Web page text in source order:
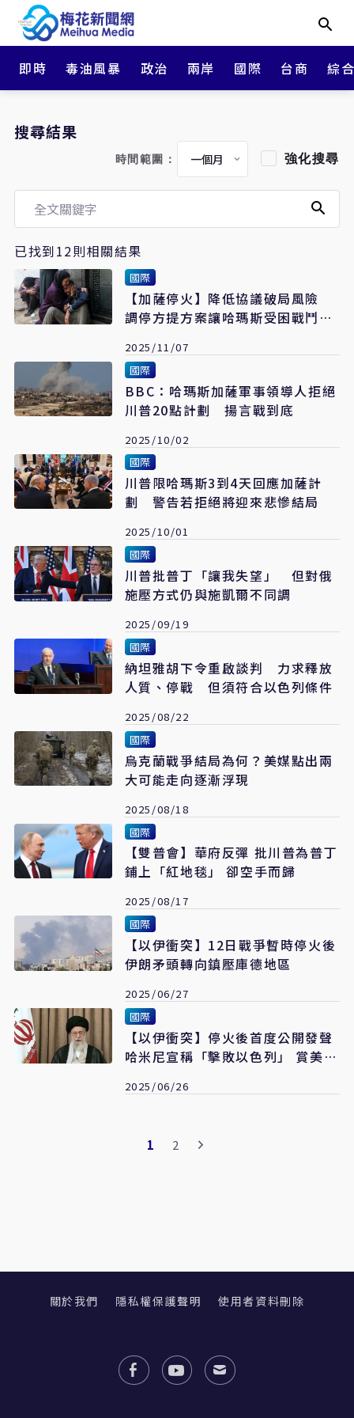
即時 毒油風暴 政治 兩岸 國際 台商 綜
搜尋結果
時間範圍： 強化搜尋
已找到12則相關結果
國際
【加薩停火】降低協議破局風險
調停方提方案讓哈瑪斯受困戰鬥員
2025/11/07
國際
BBC：哈瑪斯加薩軍事領導人拒絕
川普20點計劃 揚言戰到底
2025/10/02
國際
川普限哈瑪斯3到4天回應加薩計
劃 警告若拒絕將迎來悲慘結局
2025/10/01
國際
川普批普丁「讓我失望」 但對俄
施壓方式仍與施凱爾不同調
2025/09/19
國際
納坦雅胡下令重啟談判 力求釋放
人質、停戰 但須符合以色列條件
2025/08/22
國際
烏克蘭戰爭結局為何？美媒點出兩
大可能走向逐漸浮現
2025/08/18
國際
【雙普會】華府反彈 批川普為普丁
鋪上「紅地毯」 卻空手而歸
2025/08/17
國際
【以伊衝突】12日戰爭暫時停火後
伊朗矛頭轉向鎮壓庫德地區
2025/06/27
國際
【以伊衝突】停火後首度公開發聲
哈米尼宣稱「擊敗以色列」 賞美國
2025/06/26
1 2
關於我們 隱私權保護聲明 使用者資料刪除